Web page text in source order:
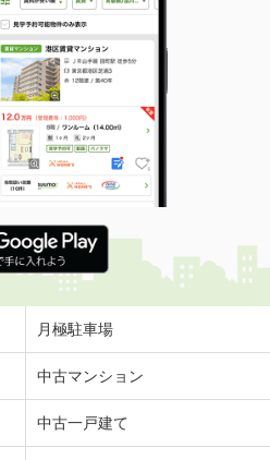
万円
山県岡山市北区撫川
万円
県岡山市北区今８
万円
月極駐車場
中古マンション
中古一戸建て